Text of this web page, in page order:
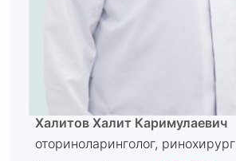
Халитов Халит Каримулаевич
оториноларинголог, ринохирург